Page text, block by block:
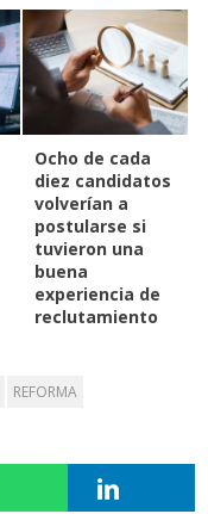
Ocho de cada
diez candidatos
volverían a
postularse si
tuvieron una
buena
experiencia de
reclutamiento
REFORMA